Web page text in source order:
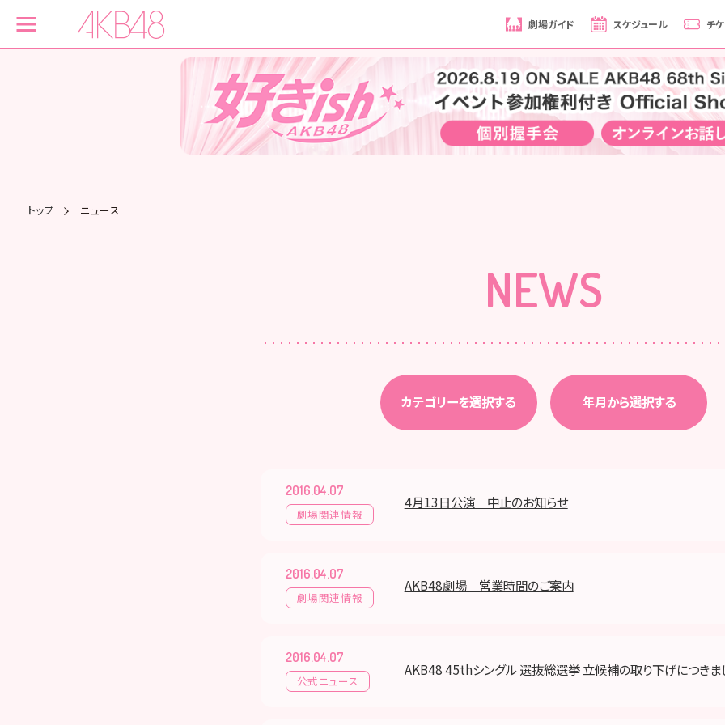
劇場ガイド スケジュール チ
トップ ニュース
NEWS
カテゴリーを選択する 年月から選択する
2016.04.07
劇場関連情報
4月13日公演 中止のお知らせ
2016.04.07
劇場関連情報
AKB48劇場 営業時間のご案内
2016.04.07
公式ニュース
AKB48 45thシングル 選抜総選挙 立候補の取り下げにつきま